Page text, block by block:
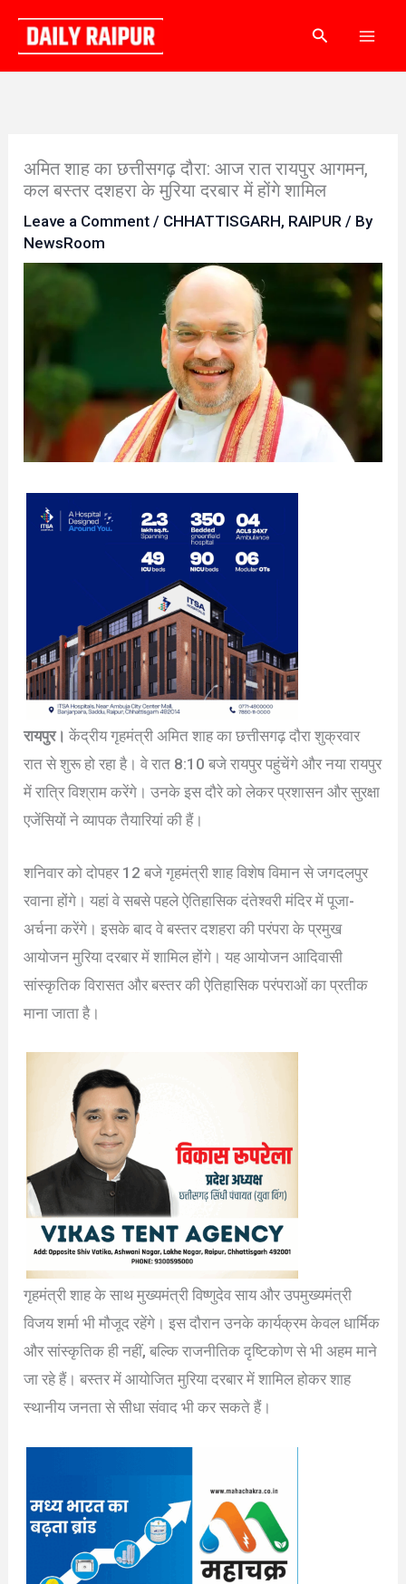
content
Search
अमित शाह का छत्तीसगढ़ दौरा: आज रात रायपुर आगमन,
कल बस्तर दशहरा के मुरिया दरबार में होंगे शामिल
Leave a Comment / CHHATTISGARH, RAIPUR / By
NewsRoom
रायपुर। केंद्रीय गृहमंत्री अमित शाह का छत्तीसगढ़ दौरा शुक्रवार
रात से शुरू हो रहा है। वे रात 8:10 बजे रायपुर पहुंचेंगे और नया रायपुर
में रात्रि विश्राम करेंगे। उनके इस दौरे को लेकर प्रशासन और सुरक्षा
एजेंसियों ने व्यापक तैयारियां की हैं।
शनिवार को दोपहर 12 बजे गृहमंत्री शाह विशेष विमान से जगदलपुर
रवाना होंगे। यहां वे सबसे पहले ऐतिहासिक दंतेश्वरी मंदिर में पूजा-
अर्चना करेंगे। इसके बाद वे बस्तर दशहरा की परंपरा के प्रमुख
आयोजन मुरिया दरबार में शामिल होंगे। यह आयोजन आदिवासी
सांस्कृतिक विरासत और बस्तर की ऐतिहासिक परंपराओं का प्रतीक
माना जाता है।
गृहमंत्री शाह के साथ मुख्यमंत्री विष्णुदेव साय और उपमुख्यमंत्री
विजय शर्मा भी मौजूद रहेंगे। इस दौरान उनके कार्यक्रम केवल धार्मिक
और सांस्कृतिक ही नहीं, बल्कि राजनीतिक दृष्टिकोण से भी अहम माने
जा रहे हैं। बस्तर में आयोजित मुरिया दरबार में शामिल होकर शाह
स्थानीय जनता से सीधा संवाद भी कर सकते हैं।